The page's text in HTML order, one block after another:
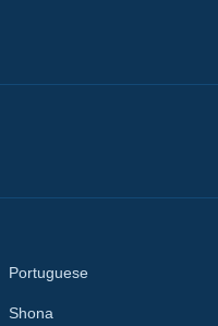
Portuguese
Shona